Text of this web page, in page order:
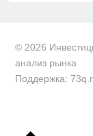
© 2026
анализ рынка
Поддержка: